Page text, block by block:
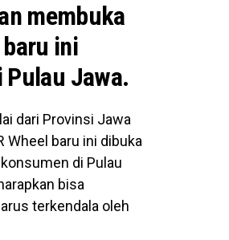
membuka
ini
Jawa.
dari Provinsi Jawa
Wheel baru ini dibuka
di Pulau
bisa
terkendala oleh